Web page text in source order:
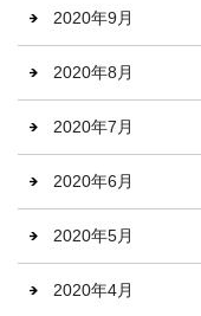
2020年9月
2020年8月
2020年7月
2020年6月
2020年5月
2020年4月